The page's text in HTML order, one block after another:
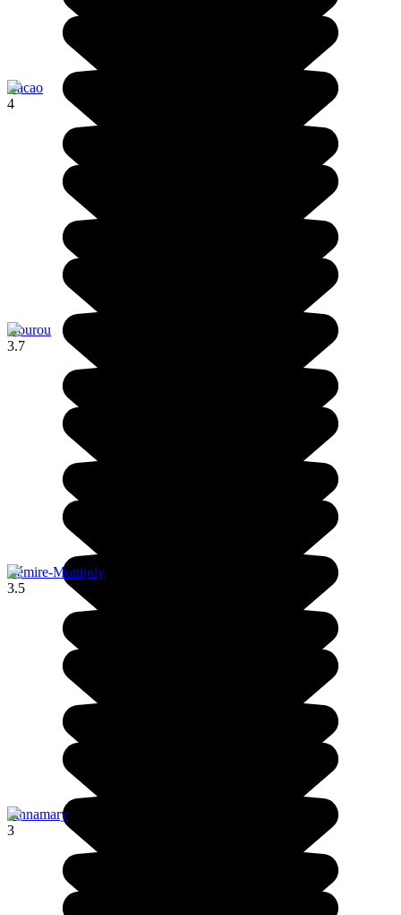
Cacao
4
Kourou
3.7
Rémire-Montjoly
3.5
Sinnamary
3